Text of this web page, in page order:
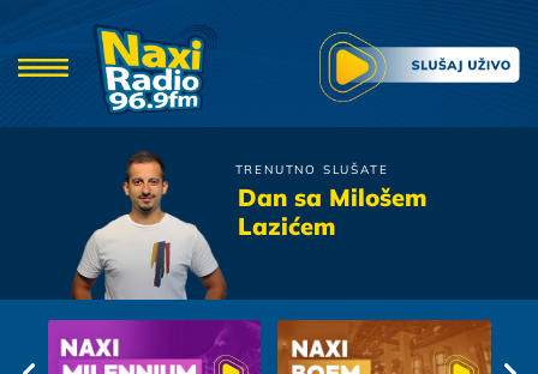
TRENUTNO SLUŠATE
Dan sa Milošem
Lazićem
Crvena Jabuka
Dao Sam Ti Dusu